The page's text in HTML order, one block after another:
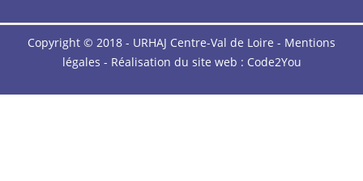
Copyright © 2018 - URHAJ Centre-Val de Loire - Mentions
légales - Réalisation du site web : Code2You